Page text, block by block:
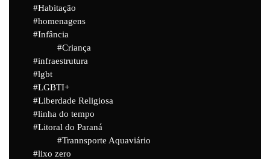
Habitação
homenagens
Infância
Criança
infraestrutura
lgbt
LGBTI+
Liberdade Religiosa
linha do tempo
Litoral do Paraná
Trannsporte Aquaviário
lixo zero